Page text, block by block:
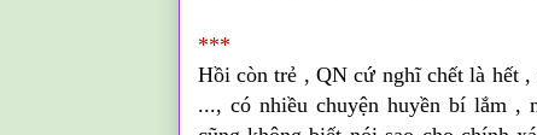
***
Hồi còn trẻ , QN cứ nghĩ chết là hết
..., có nhiều chuyện huyền bí lắm ,